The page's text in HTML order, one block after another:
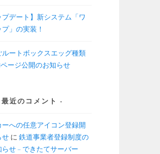
プデート】新システム「ワ
」の実装！
ルートボックスエッグ種類
ページ公開のお知らせ
最近のコメント
への任意アイコン登録開
せ に 鉄道事業者登録制度の
せ – できたてサーバー